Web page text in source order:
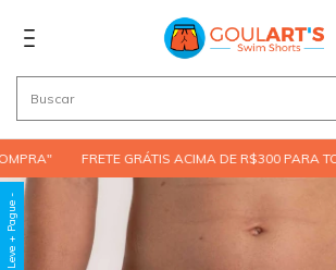
FRETE GRÁTIS ACIMA DE R$300 PARA TODO
Leve + Pague -